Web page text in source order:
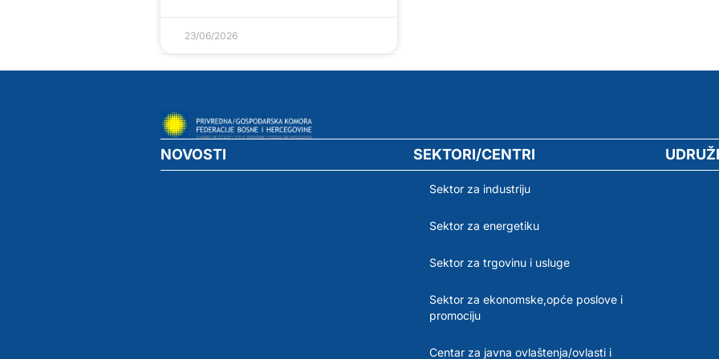
23/06/2026
NOVOSTI SEKTORI/CENTRI
Sektor za industriju
Sektor za energetiku
Sektor za trgovinu i usluge
Sektor za ekonomske,opće poslove i
promociju
Centar za javna ovlaštenja/ovlasti i